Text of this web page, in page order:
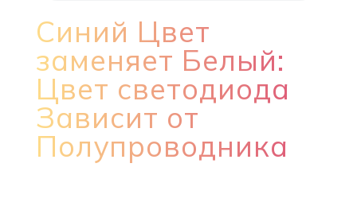
Синий Цвет
заменяет Белый:
Цвет светодиода
Зависит от
Полупроводника